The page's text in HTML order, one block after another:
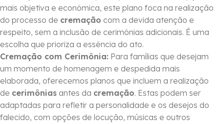
mais objetiva e econômica, este plano foca na realização
do processo de cremação com a devida atenção e
respeito, sem a inclusão de cerimônias adicionais. É uma
escolha que prioriza a essência do ato.
Cremação com Cerimônia: Para famílias que desejam
um momento de homenagem e despedida mais
elaborada, oferecemos planos que incluem a realização
de cerimônias antes da cremação. Estas podem ser
adaptadas para refletir a personalidade e os desejos do
falecido, com opções de locução, músicas e outros